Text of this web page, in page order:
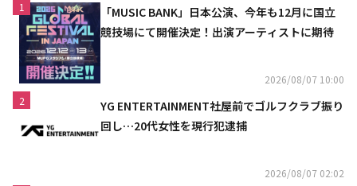
1
「MUSIC BANK」日本公演、今年も12月に国立
競技場にて開催決定！出演アーティストに期待
2026/08/07 10:00
2
YG ENTERTAINMENT社屋前でゴルフクラブ振り
回し…20代女性を現行犯逮捕
2026/08/07 02:02